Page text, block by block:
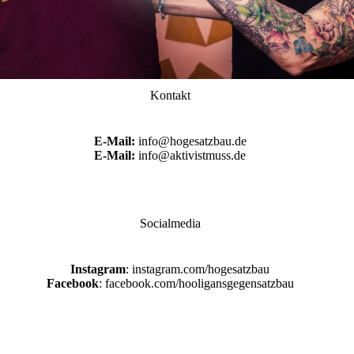
Kontakt
E-Mail: info@hogesatzbau.de
E-Mail: info@aktivistmuss.de
Socialmedia
Instagram: instagram.com/hogesatzbau
Facebook: facebook.com/hooligansgegensatzbau